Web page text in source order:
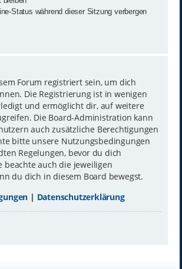
Status während dieser Sitzung verbergen
Forum registriert sein, um dich
Die Registrierung ist in wenigen
und ermöglicht dir, auf weitere
Die Board-Administration kann
auch zusätzliche Berechtigungen
bitte unsere Nutzungsbedingungen
Regelungen, bevor du dich
beachte auch die jeweiligen
du dich in diesem Board bewegst.
| Datenschutzerklärung